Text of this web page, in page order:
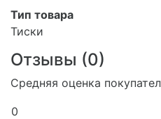
Тип товара
Тиски
Отзывы (0)
Средняя оценка
0